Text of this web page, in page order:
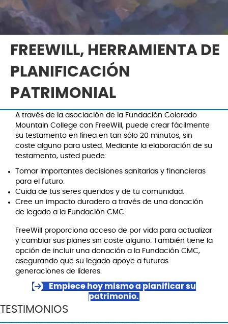
FREEWILL, HERRAMIENTA DE
PLANIFICACIÓN
PATRIMONIAL
A través de la asociación de la Fundación Colorado
Mountain College con FreeWill, puede crear fácilmente
su testamento en línea en tan sólo 20 minutos, sin
coste alguno para usted. Mediante la elaboración de su
testamento, usted puede:
Tomar importantes decisiones sanitarias y financieras
para el futuro.
Cuida de tus seres queridos y de tu comunidad.
Cree un impacto duradero a través de una donación
de legado a la Fundación CMC.
FreeWill proporciona acceso de por vida para actualizar
y cambiar sus planes sin coste alguno. También tiene la
opción de incluir una donación a la Fundación CMC,
asegurando que su legado apoye a futuras
generaciones de líderes.
Empiece hoy mismo a planificar su
patrimonio.
TESTIMONIOS